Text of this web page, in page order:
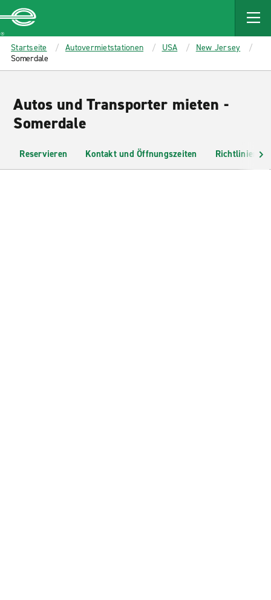
MAIN
CONTENT
Enterprise
Startseite Autovermietstationen USA
New Jersey
Somerdale
Autos und Transporter mieten -
Somerdale
Reservieren Kontakt und Öffnungszeiten Richtlinien